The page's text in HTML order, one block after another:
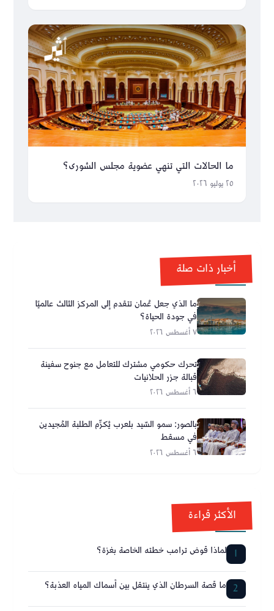
ما الحالات التي تنهي عضوية مجلس الشورى؟
٢٥ يوليو ٢٠٢٦
أخبار ذات صلة
ما الذي جعل عُمان تتقدم إلى المركز الثالث عالميًا
في جودة الحياة؟
٧ أغسطس ٢٠٢٦
تحرك حكومي مشترك للتعامل مع جنوح سفينة
قبالة جزر الحلانيات
٦ أغسطس ٢٠٢٦
بالصور: سمو السّيد بلعرب يُكرِّم الطلبة المُجيدين
في مسقط
٦ أغسطس ٢٠٢٦
الأكثر قراءة
1 لماذا قوض ترامب خطته الخاصة بغزة؟
2 ما قصة السرطان الذي ينتقل بين أسماك المياه العذبة؟